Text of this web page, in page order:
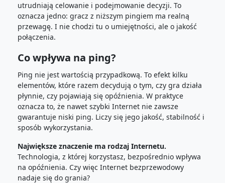
utrudniają celowanie i podejmowanie decyzji. To
oznacza jedno: gracz z niższym pingiem ma realną
przewagę. I nie chodzi tu o umiejętności, ale o jakość
połączenia.
Co wpływa na ping?
Ping nie jest wartością przypadkową. To efekt kilku
elementów, które razem decydują o tym, czy gra działa
płynnie, czy pojawiają się opóźnienia. W praktyce
oznacza to, że nawet szybki Internet nie zawsze
gwarantuje niski ping. Liczy się jego jakość, stabilność i
sposób wykorzystania.
Największe znaczenie ma rodzaj Internetu.
Technologia, z której korzystasz, bezpośrednio wpływa
na opóźnienia. Czy więc Internet bezprzewodowy
nadaje się do grania?